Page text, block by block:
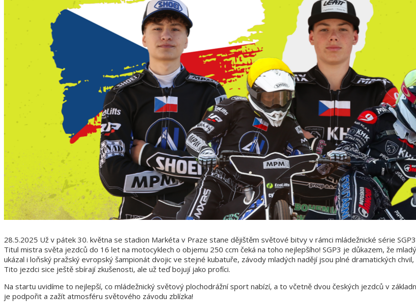
28.5.2025 Už v pátek 30. května se stadion Markéta v Praze stane dějištěm světové bitvy v rámci mládežnické série
Titul mistra světa jezdců do 16 let na motocyklech o objemu 250 ccm čeká na toho nejlepšího! SGP3 je důkazem, že
ukázal i loňský pražský evropský šampionát dvojic ve stejné kubatuře, závody mladých nadějí jsou plné dramatických
Tito jezdci sice ještě sbírají zkušenosti, ale už teď bojují jako profíci.
Na startu uvidíme to nejlepší, co mládežnický světový plochodrážní sport nabízí, a to včetně dvou českých jezdců v
je podpořit a zažít atmosféru světového závodu zblízka!